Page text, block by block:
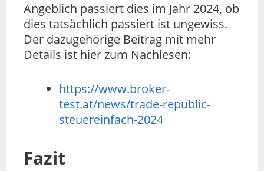
Angeblich passiert dies im Jahr 2024, ob
dies tatsächlich passiert ist ungewiss.
Der dazugehörige Beitrag mit mehr
Details ist hier zum Nachlesen:
https://www.broker-
test.at/news/trade-republic-
steuereinfach-2024
Fazit